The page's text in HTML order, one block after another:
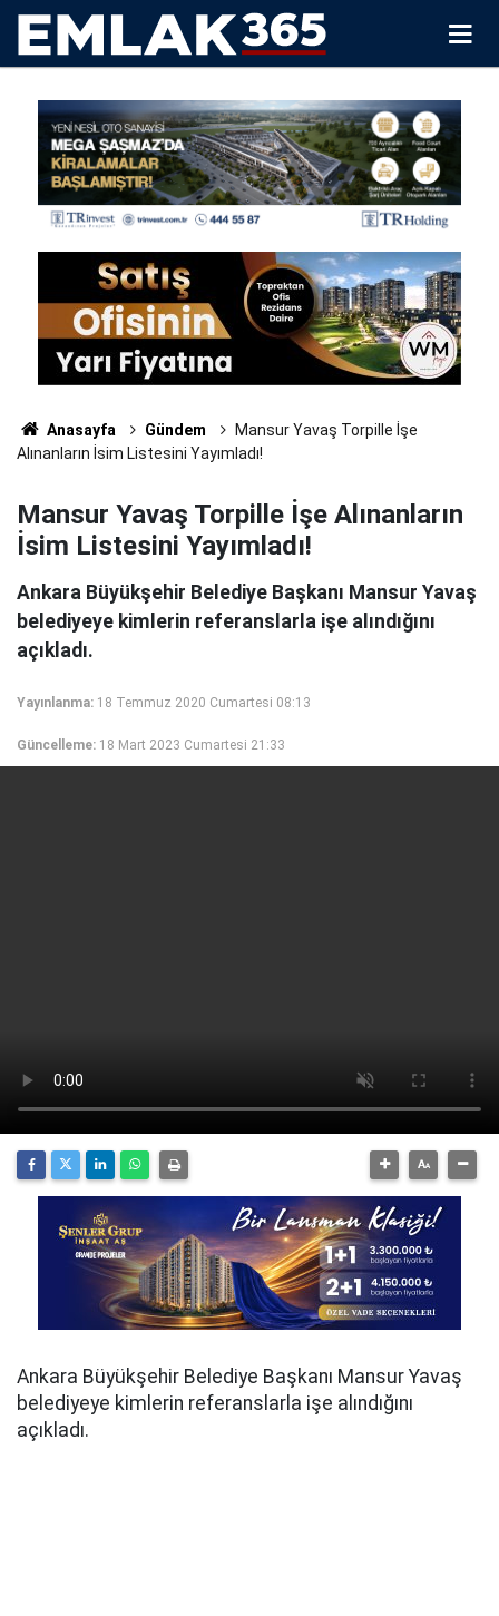
Anasayfa Gündem
Mansur Yavaş Torpille İşe
Alınanların İsim Listesini Yayımladı!
Mansur Yavaş Torpille İşe Alınanların
İsim Listesini Yayımladı!
Ankara Büyükşehir Belediye Başkanı Mansur Yavaş
belediyeye kimlerin referanslarla işe alındığını
açıkladı.
Yayınlanma: 18 Temmuz 2020 Cumartesi 08:13
Güncelleme: 18 Mart 2023 Cumartesi 21:33
Ankara Büyükşehir Belediye Başkanı Mansur Yavaş
belediyeye kimlerin referanslarla işe alındığını
açıkladı.